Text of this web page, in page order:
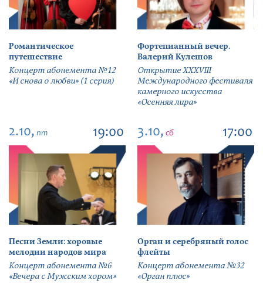
Романтическое
путешествие
Концерт абонемента №12
«И снова о любви» (1 серия)
Фортепианный вечер.
Валерий Кулешов
Открытие ХХХVIII
Международного фестиваля
камерного искусства
«Осенняя лира»
2.10, пт 19:00
Песни Земли: хоровые
мелодии народов мира
Концерт абонемента №6
«Вечера с Мужским хором»
3.10, сб 17:00
Орган и серебряный голос
флейты
Концерт абонемента №32
«Орган плюс»